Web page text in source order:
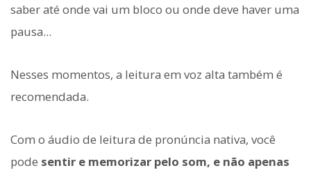
saber até onde vai um bloco ou onde deve haver uma
pausa...
Nesses momentos, a leitura em voz alta também é
recomendada.
Com o áudio de leitura de pronúncia nativa, você
pode sentir e memorizar pelo som, e não apenas